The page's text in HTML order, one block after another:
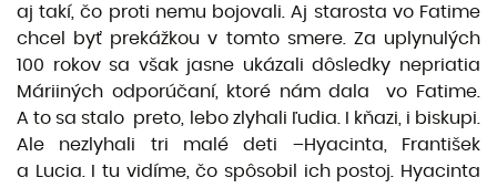
aj takí, čo proti nemu bojovali. Aj starosta vo Fatime
chcel byť prekážkou v tomto smere. Za uplynulých
100 rokov sa však jasne ukázali dôsledky nepriatia
Máriiných odporúčaní, ktoré nám dala vo Fatime.
A to sa stalo preto, lebo zlyhali ľudia. I kňazi, i biskupi.
Ale nezlyhali tri malé deti –Hyacinta, František
a Lucia. I tu vidíme, čo spôsobil ich postoj. Hyacinta